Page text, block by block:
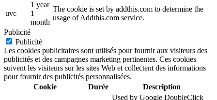
uvc
1 year
1
month
The cookie is set by addthis.com to determine the
usage of Addthis.com service.
Publicité
Publicité
Les cookies publicitaires sont utilisés pour fournir aux visiteurs des
publicités et des campagnes marketing pertinentes. Ces cookies
suivent les visiteurs sur les sites Web et collectent des informations
pour fournir des publicités personnalisées.
Cookie
Durée Description
Used by Google DoubleClick